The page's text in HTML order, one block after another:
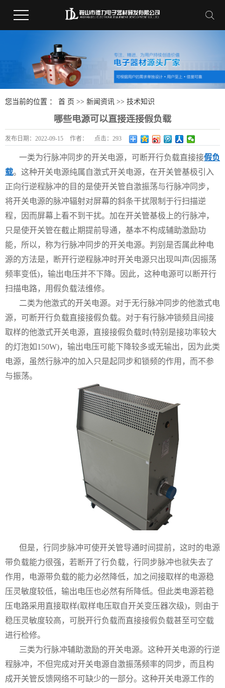
您当前的位置 ： 首 页 >> 新闻资讯 >> 技术知识
哪些电源可以直接连接假负载
发布日期： 2022-09-15 作者： 点击： 293
一类为行脉冲同步的开关电源，可断开行负载直接接假负
载。这种开关电源纯属自激式开关电源，在开关管基极引入
正向行逆程脉冲的目的是使开关管自激振荡与行脉冲同步，
将开关电源的脉冲辐射对屏幕的斜条干扰限制于行扫描逆
程，因而屏幕上看不到干扰。加在开关管基极上的行脉冲，
只是使开关管在截止期提前导通，基本不构成辅助激励功
能，所以，称为行脉冲同步的开关电源。判别是否属此种电
源的方法是，断开行逆程脉冲时开关电源只出现叫声(因振荡
频率变低)，输出电压并不下降。因此，这种电源可以断开行
扫描电路，用假负载法维修。
二类为他激式的开关电源。对于无行脉冲同步的他激式电
源，可断开行负载直接接假负载。对于有行脉冲锁频且间接
取样的他激式开关电源，直接接假负载时(特别是接功率较大
的灯泡如150W)，输出电压可能下降较多或无输出，因为此类
电源，虽然行脉冲的加入只是起同步和锁频的作用，而不参
与振荡。
但是，行同步脉冲可使开关管导通时间提前，这时的电源
带负载能力很强，若断开了行负载，行同步脉冲也就失去了
作用，电源带负载的能力必然降低，加之间接取样的电源稳
压灵敏度较低，输出电压也必然有所降低。但此类电源若稳
压电路采用直接取样(取样电压取自开关变压器次级)，则由于
稳压灵敏度较高，可脱开行负载而直接接假负载甚至可空载
进行检修。
三类为行脉冲辅助激励的开关电源。这种开关电源的行逆
程脉冲，不但完成对开关电源自激振荡频率的同步，而且构
成开关管反馈网络不可缺少的一部分。这种开关电源工作的